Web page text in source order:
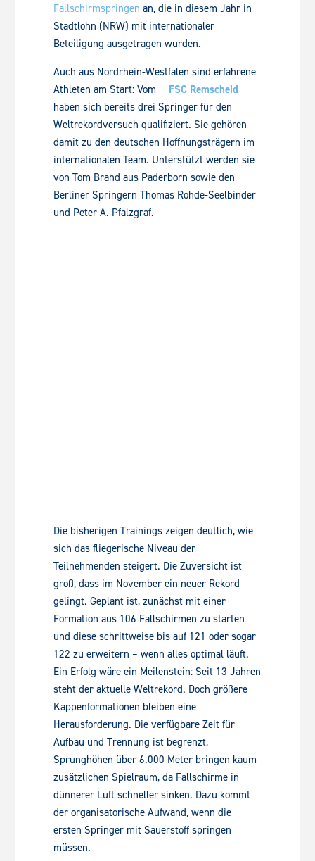
Fallschirmspringen an, die in diesem Jahr in
Stadtlohn (NRW) mit internationaler
Beteiligung ausgetragen wurden.
Auch aus Nordrhein-Westfalen sind erfahrene
Athleten am Start: Vom
FSC Remscheid
haben sich bereits drei Springer für den
Weltrekordversuch qualifiziert. Sie gehören
damit zu den deutschen Hoffnungsträgern im
internationalen Team. Unterstützt werden sie
von Tom Brand aus Paderborn sowie den
Berliner Springern Thomas Rohde-Seelbinder
und Peter A. Pfalzgraf.
Die bisherigen Trainings zeigen deutlich, wie
sich das fliegerische Niveau der
Teilnehmenden steigert. Die Zuversicht ist
groß, dass im November ein neuer Rekord
gelingt. Geplant ist, zunächst mit einer
Formation aus 106 Fallschirmen zu starten
und diese schrittweise bis auf 121 oder sogar
122 zu erweitern – wenn alles optimal läuft.
Ein Erfolg wäre ein Meilenstein: Seit 13 Jahren
steht der aktuelle Weltrekord. Doch größere
Kappenformationen bleiben eine
Herausforderung. Die verfügbare Zeit für
Aufbau und Trennung ist begrenzt,
Sprunghöhen über 6.000 Meter bringen kaum
zusätzlichen Spielraum, da Fallschirme in
dünnerer Luft schneller sinken. Dazu kommt
der organisatorische Aufwand, wenn die
ersten Springer mit Sauerstoff springen
müssen.